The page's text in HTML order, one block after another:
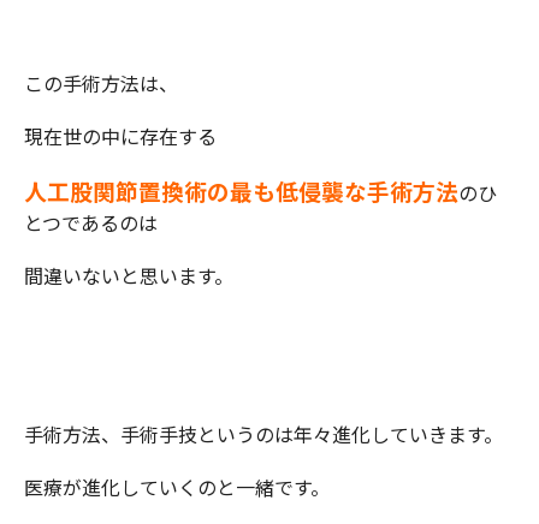
この手術方法は、
現在世の中に存在する
人工股関節置換術の最も低侵襲な手術方法のひ
とつであるのは
間違いないと思います。
手術方法、手術手技というのは年々進化していきます。
医療が進化していくのと一緒です。